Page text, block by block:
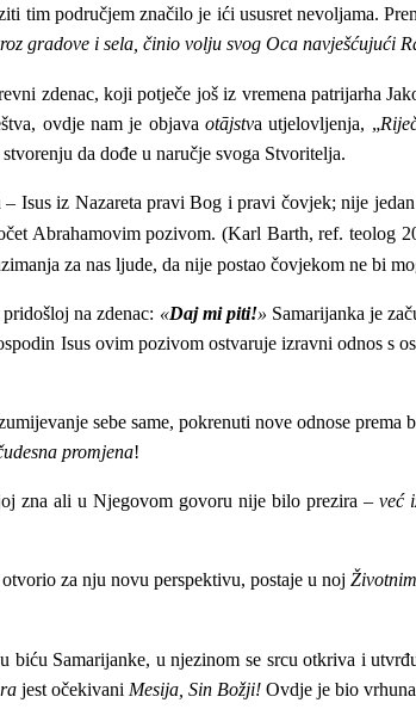
tim područjem značilo je ići ususret nevoljama.
gradove i sela, činio volju svog Oca navješćujući
zdenac, koji potječe još iz vremena patrijarha
ovdje nam je objava otājstva utjelovljenja, „
da dođe u naručje svoga Stvoritelja.
Isus iz Nazareta pravi Bog i pravi čovjek; nije
Abrahamovim pozivom. (Karl Barth, ref. teolog
za nas ljude, da nije postao čovjekom ne bi
na zdenac: «Daj mi piti!» Samarijanka je
Isus ovim pozivom ostvaruje izravni odnos s
sebe same, pokrenuti nove odnose
promjena!
zna ali u Njegovom govoru nije bilo prezira –već
za nju novu perspektivu, postaje u noj
u biću Samarijanke, u njezinom se srcu otkriva i
jest očekivani Mesija, Sin Božji! Ovdje je bio